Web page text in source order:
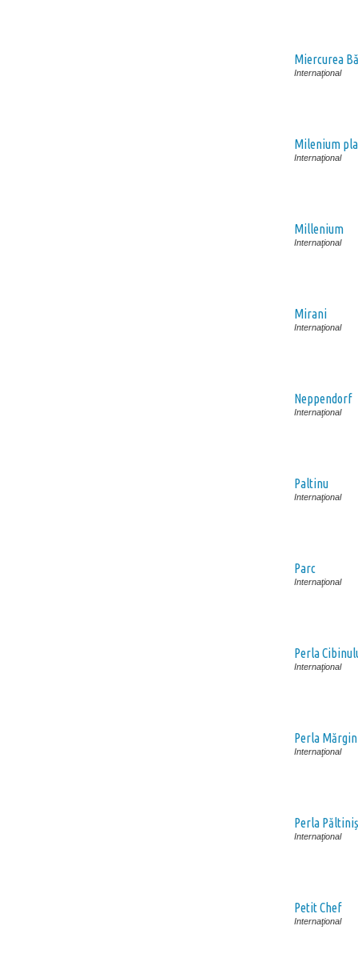
Miercurea
Internaţional
Milenium
Internaţional
Millenium
Internaţional
Mirani
Internaţional
Neppendorf
Internaţional
Paltinu
Internaţional
Parc
Internaţional
Perla
Internaţional
Perla
Internaţional
Perla
Internaţional
Petit Chef
Internaţional